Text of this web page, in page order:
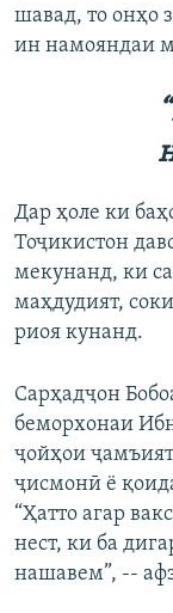
шавад, то онҳо
ин намояндаи
Дар ҳоле ки
Тоҷикистон
мекунанд, ки
маҳдудият,
риоя кунанд.
Сарҳадҷон
беморхонаи
ҷойҳои
ҷисмонӣ ё
“Ҳатто агар
нест, ки ба
нашавем”, --